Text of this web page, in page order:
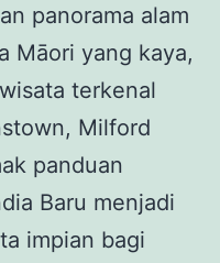
panorama alam
Māori yang kaya,
terkenal
Milford
panduan
Baru menjadi
impian bagi